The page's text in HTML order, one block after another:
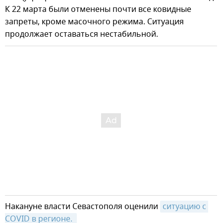
К 22 марта были отменены почти все ковидные
запреты, кроме масочного режима. Ситуация
продолжает оставаться нестабильной.
Накануне власти Севастополя оценили ситуацию с
COVID в регионе.